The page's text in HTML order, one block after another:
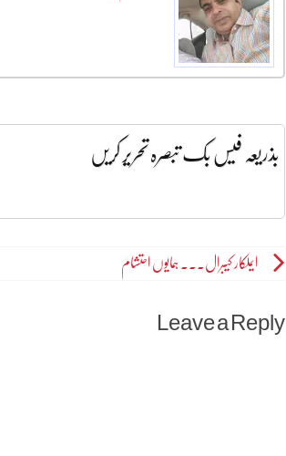
بذریعہ فیس بک تبصرہ تحریر کریں
Postایملکار کیبرال۔۔۔ ہمایوں احتشام
Leave a Reply